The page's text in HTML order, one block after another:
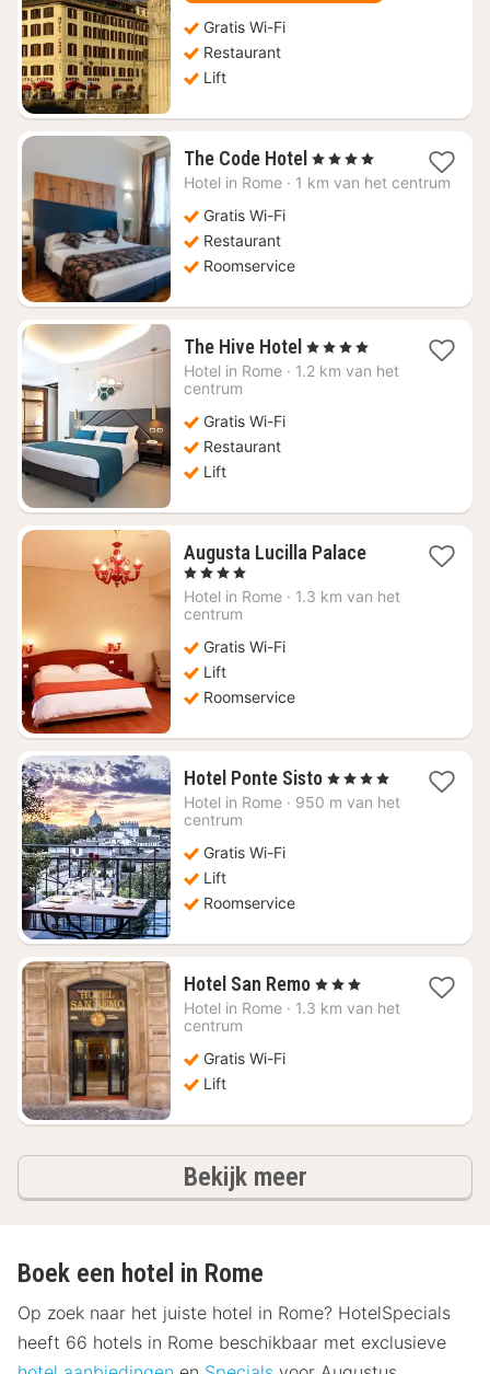
Gratis Wi-Fi
Restaurant
Lift
The Code Hotel 1
nacht
, 4 Sterren
Hotel in Rome · 1 km van het centrum
Gratis Wi-Fi
Restaurant
Roomservice
The Hive Hotel 1
nacht
, 4 Sterren
Hotel in Rome · 1.2 km van het
centrum
Gratis Wi-Fi
Restaurant
Lift
Augusta Lucilla Palace1
vanaf
, 4 Sterren
Hotel in Rome · 1.3 km van het
centrum
Gratis Wi-Fi
Lift
Roomservice
Hotel Ponte Sisto1
nacht
, 4 Sterren
Hotel in Rome · 950 m van het
centrum
Gratis Wi-Fi
Lift
Roomservice
Hotel San Remo1
nacht
, 3 Sterren
Hotel in Rome · 1.3 km van het
centrum
Gratis Wi-Fi
Lift
Bekijk meerhotels
Boek een hotel in Rome
Op zoek naar het juiste hotel in Rome? HotelSpecials
heeft 66 hotels in Rome beschikbaar met exclusieve